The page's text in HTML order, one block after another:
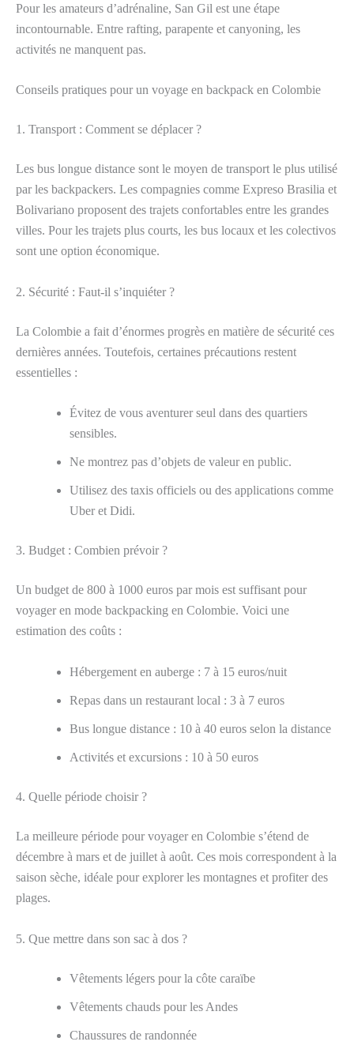
Pour les amateurs d’adrénaline, San Gil est une étape
incontournable. Entre rafting, parapente et canyoning, les
activités ne manquent pas.
Conseils pratiques pour un voyage en backpack en Colombie
1. Transport : Comment se déplacer ?
Les bus longue distance sont le moyen de transport le plus utilisé
par les backpackers. Les compagnies comme Expreso Brasilia et
Bolivariano proposent des trajets confortables entre les grandes
villes. Pour les trajets plus courts, les bus locaux et les colectivos
sont une option économique.
2. Sécurité : Faut-il s’inquiéter ?
La Colombie a fait d’énormes progrès en matière de sécurité ces
dernières années. Toutefois, certaines précautions restent
essentielles :
Évitez de vous aventurer seul dans des quartiers
sensibles.
Ne montrez pas d’objets de valeur en public.
Utilisez des taxis officiels ou des applications comme
Uber et Didi.
3. Budget : Combien prévoir ?
Un budget de 800 à 1000 euros par mois est suffisant pour
voyager en mode backpacking en Colombie. Voici une
estimation des coûts :
Hébergement en auberge : 7 à 15 euros/nuit
Repas dans un restaurant local : 3 à 7 euros
Bus longue distance : 10 à 40 euros selon la distance
Activités et excursions : 10 à 50 euros
4. Quelle période choisir ?
La meilleure période pour voyager en Colombie s’étend de
décembre à mars et de juillet à août. Ces mois correspondent à la
saison sèche, idéale pour explorer les montagnes et profiter des
plages.
5. Que mettre dans son sac à dos ?
Vêtements légers pour la côte caraïbe
Vêtements chauds pour les Andes
Chaussures de randonnée